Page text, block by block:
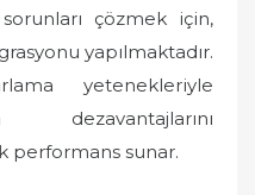
çözmek için,
yapılmaktadır.
yetenekleriyle
performans sunar.